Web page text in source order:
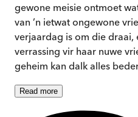
gewone meisie ontmoet
van ’n ietwat ongewone
verjaardag is om die draai,
verrassing vir haar nuwe
geheim kan dalk alles
Read more